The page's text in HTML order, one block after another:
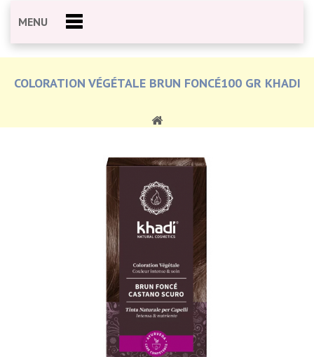
MENU
COLORATION VÉGÉTALE BRUN FONCÉ100 GR KHADI